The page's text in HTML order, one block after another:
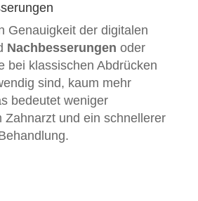
Genauigkeit der digitalen
Nachbesserungen oder
bei klassischen Abdrücken
sind, kaum mehr
bedeutet weniger
Zahnarzt und ein schnellerer